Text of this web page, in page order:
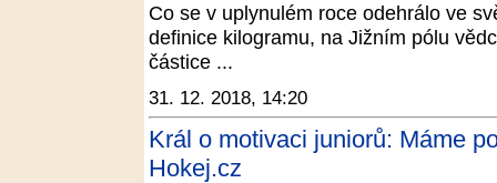
Co se v uplynulém roce odehrálo ve
definice kilogramu, na Jižním pólu
částice ...
31. 12. 2018, 14:20
Král o motivaci juniorů: Máme
Hokej.cz